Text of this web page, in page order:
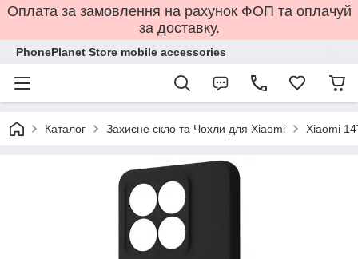
Оплата за замовлення на рахунок ФОП та оплачуй
за доставку.
PhonePlanet Store mobile accessories
Каталог Захисне скло та Чохли для Xiaomi Xiaomi